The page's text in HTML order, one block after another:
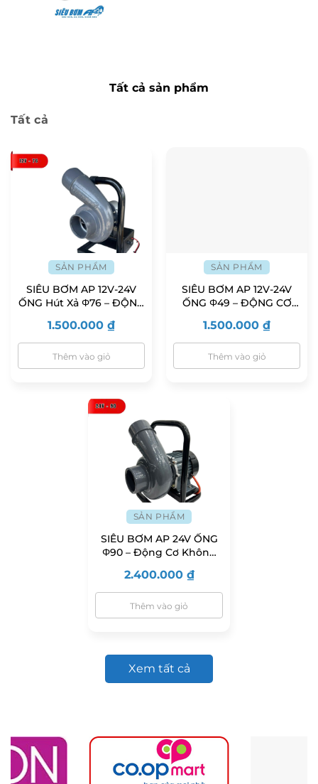
Tất cả sản phẩm
Tất cả
SẢN PHẨM
SIÊU BƠM AP 12V-24V
ỐNG Hút Xả Φ76 – ĐỘNG
1.500.000 ₫
Thêm vào giỏ
SẢN PHẨM
SIÊU BƠM AP 12V-24V
ỐNG Φ49 – ĐỘNG CƠ
1.500.000 ₫
Thêm vào giỏ
SẢN PHẨM
SIÊU BƠM AP 24V ỐNG
Φ90 – Động Cơ Không
2.400.000 ₫
Thêm vào giỏ
Xem tất cả